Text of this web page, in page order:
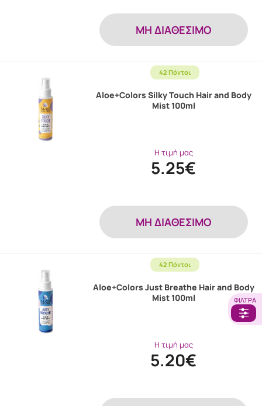
ΦΊΛΤΡΑ
MH ΔΙΑΘΕΣΙΜΟ
42 Πόντοι
Aloe+Colors Silky Touch Hair and Body
Mist 100ml
Η τιμή μας
5.25€
MH ΔΙΑΘΕΣΙΜΟ
42 Πόντοι
Aloe+Colors Just Breathe Hair and Body
Mist 100ml
Η τιμή μας
5.20€